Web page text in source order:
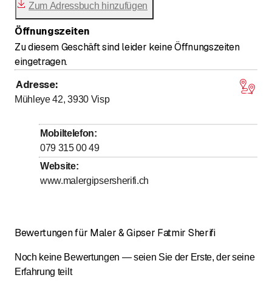
Zum Adressbuch hinzufügen
Öffnungszeiten
Zu diesem Geschäft sind leider keine Öffnungszeiten
eingetragen.
Adresse:
Mühleye 42, 3930 Visp
Mobiltelefon:
079 315 00 49
Website:
www.malergipsersherifi.ch
Bewertungen für Maler & Gipser Fatmir Sherifi
Noch keine Bewertungen — seien Sie der Erste, der seine
Erfahrung teilt